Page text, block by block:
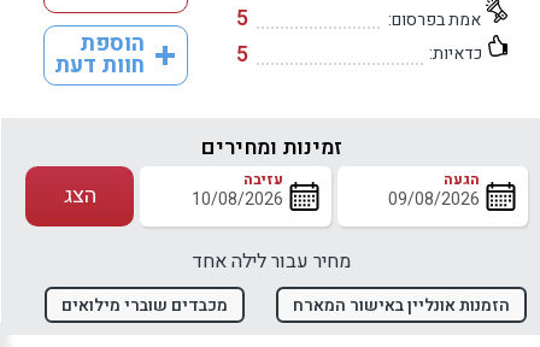
אמת בפרסום: 5
כדאיות: 5
הוספת
חוות דעת
זמינות ומחירים
הגעה עזיבה
מחיר עבור לילה אחד
הצג
הזמנות אונליין באישור המארח מכבדים שוברי מילואים